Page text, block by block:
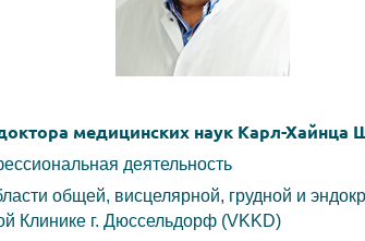
медицинских наук Карл-Хайнца
деятельность
общей, висцелярной, грудной и
Клинике г. Дюссельдорф (VKKD)